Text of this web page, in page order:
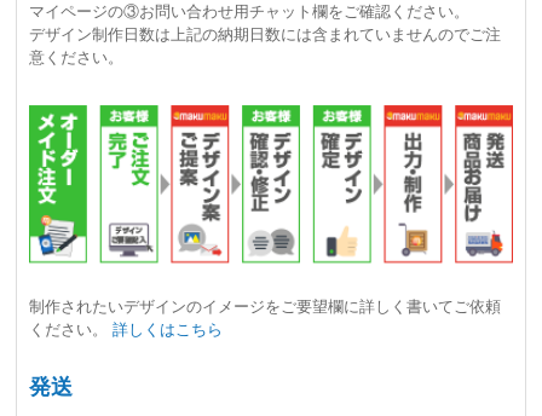
マイページの③お問い合わせ用チャット欄をご確認ください。
デザイン制作日数は上記の納期日数には含まれていませんのでご注
意ください。
制作されたいデザインのイメージをご要望欄に詳しく書いてご依頼
ください。詳しくはこちら
発送